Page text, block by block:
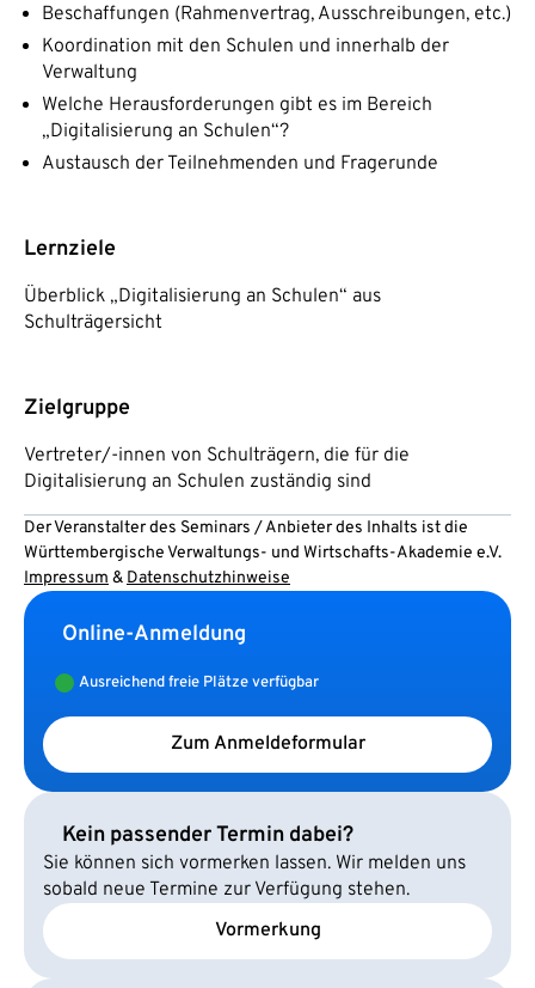
Beschaffungen (Rahmenvertrag, Ausschreibungen, etc.)
Koordination mit den Schulen und innerhalb der
Verwaltung
Welche Herausforderungen gibt es im Bereich
„Digitalisierung an Schulen“?
Austausch der Teilnehmenden und Fragerunde
Lernziele
Überblick „Digitalisierung an Schulen“ aus
Schulträgersicht
Zielgruppe
Vertreter/-innen von Schulträgern, die für die
Digitalisierung an Schulen zuständig sind
Der Veranstalter des Seminars / Anbieter des Inhalts ist die
Württembergische Verwaltungs- und Wirtschafts-Akademie e.V.
Impressum & Datenschutzhinweise
Online-Anmeldung
Ausreichend freie Plätze verfügbar
Zum Anmeldeformular
Kein passender Termin dabei?
Sie können sich vormerken lassen. Wir melden uns
sobald neue Termine zur Verfügung stehen.
Vormerkung